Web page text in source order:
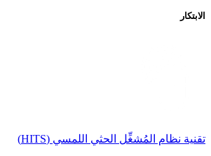
الابتكار
تقنية نظام المُشغِّل الحثي اللمسي (HITS)